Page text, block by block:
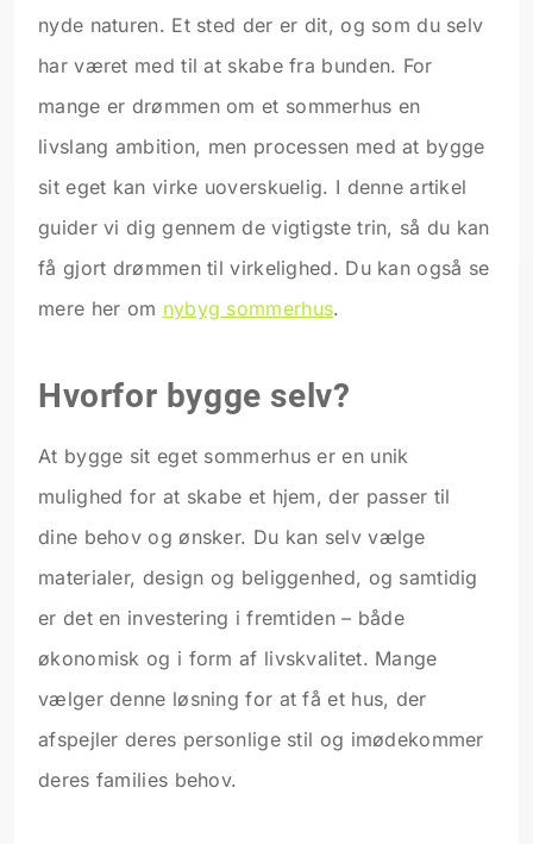
nyde naturen. Et sted der er dit, og som du selv
har været med til at skabe fra bunden. For
mange er drømmen om et sommerhus en
livslang ambition, men processen med at bygge
sit eget kan virke uoverskuelig. I denne artikel
guider vi dig gennem de vigtigste trin, så du kan
få gjort drømmen til virkelighed. Du kan også se
mere her om nybyg sommerhus.
Hvorfor bygge selv?
At bygge sit eget sommerhus er en unik
mulighed for at skabe et hjem, der passer til
dine behov og ønsker. Du kan selv vælge
materialer, design og beliggenhed, og samtidig
er det en investering i fremtiden – både
økonomisk og i form af livskvalitet. Mange
vælger denne løsning for at få et hus, der
afspejler deres personlige stil og imødekommer
deres families behov.